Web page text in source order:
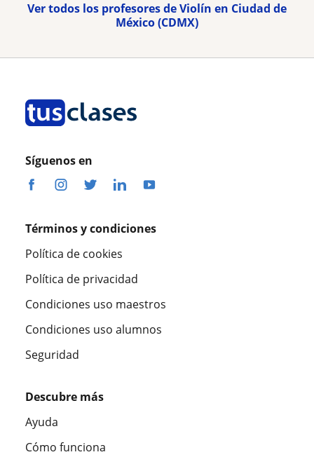
Ver todos los profesores de Violín en Ciudad de
México (CDMX)
Síguenos en
Términos y condiciones
Política de cookies
Política de privacidad
Condiciones uso maestros
Condiciones uso alumnos
Seguridad
Descubre más
Ayuda
Cómo funciona